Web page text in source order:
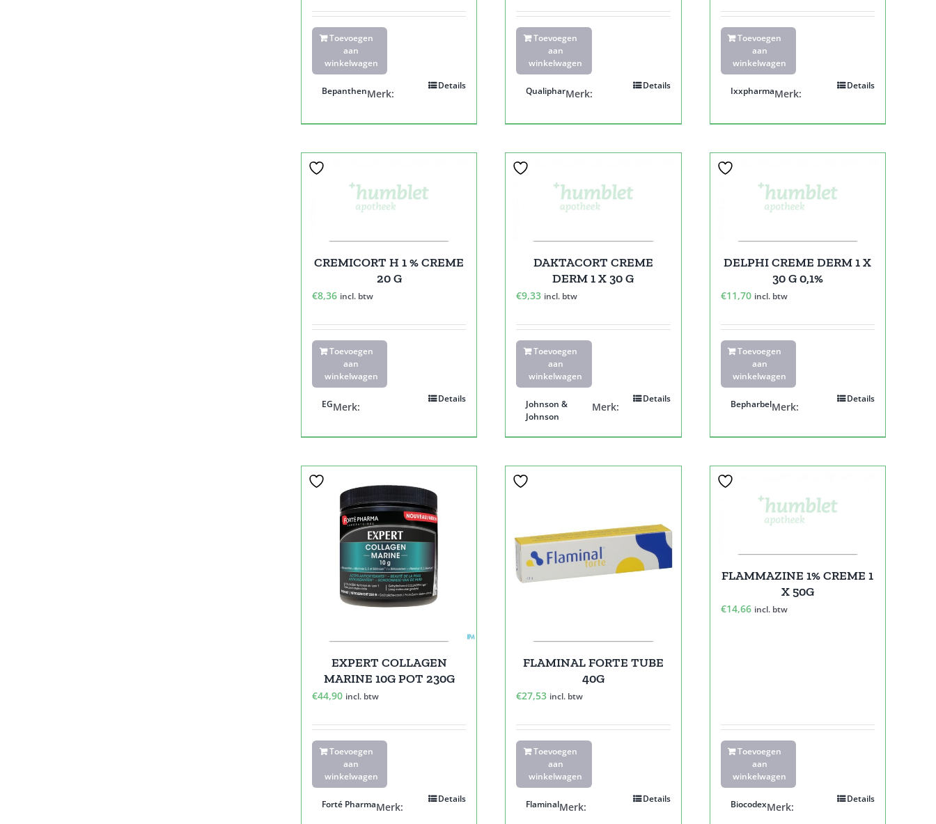
Toevoegen
aan
winkelwagen
Details
Merk:
Bepanthen
Toevoegen
aan
winkelwagen
Details
Merk:
Qualiphar
Toevoegen
aan
winkelwagen
Details
Merk:
Ixxpharma
CREMICORT H 1 % CREME
20 G
€8,36 incl. btw
Toevoegen
aan
winkelwagen
Details
Merk:
EG
DAKTACORT CREME
DERM 1 X 30 G
€9,33 incl. btw
Toevoegen
aan
winkelwagen
Details
Merk:
Johnson &
Johnson
DELPHI CREME DERM 1 X
30 G 0,1%
€11,70 incl. btw
Toevoegen
aan
winkelwagen
Details
Merk:
Bepharbel
EXPERT COLLAGEN
MARINE 10G POT 230G
€44,90 incl. btw
Toevoegen
aan
winkelwagen
Details
Merk:
Forté Pharma
FLAMINAL FORTE TUBE
40G
€27,53 incl. btw
Toevoegen
aan
winkelwagen
Details
Merk:
Flaminal
FLAMMAZINE 1% CREME 1
X 50G
€14,66 incl. btw
Toevoegen
aan
winkelwagen
Details
Merk:
Biocodex